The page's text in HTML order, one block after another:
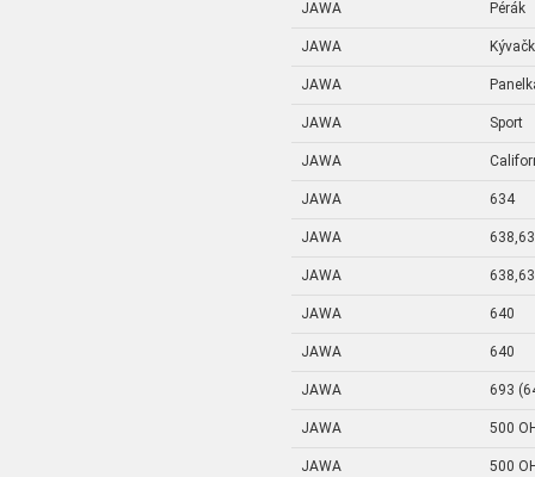
JAWA Pérák
JAWA
JAWA
JAWA Sport
JAWA
JAWA 634
JAWA
JAWA
JAWA 640
JAWA 640
JAWA 693
JAWA 500
JAWA 500